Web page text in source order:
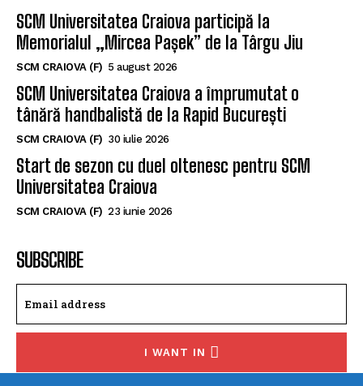
SCM Universitatea Craiova participă la
Memorialul „Mircea Pașek” de la Târgu Jiu
SCM CRAIOVA (F) 5 august 2026
SCM Universitatea Craiova a împrumutat o
tânără handbalistă de la Rapid București
SCM CRAIOVA (F) 30 iulie 2026
Start de sezon cu duel oltenesc pentru SCM
Universitatea Craiova
SCM CRAIOVA (F) 23 iunie 2026
SUBSCRIBE
I WANT IN